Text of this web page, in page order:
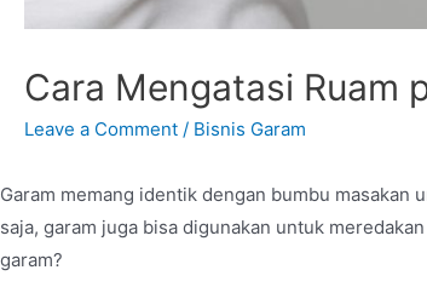
Cara Mengatasi Ruam
Leave a Comment / Bisnis Garam
Garam memang identik dengan bumbu masakan
saja, garam juga bisa digunakan untuk
garam?